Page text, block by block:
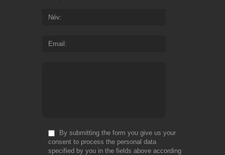
Név
Email
By submitting the form you give us your
consent to process the personal data
specified by you in the fields above according